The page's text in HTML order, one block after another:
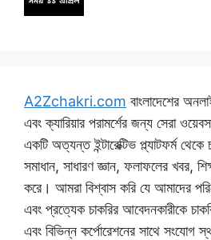
A2Zchakri.com বাংলাদেশের
এবং ক্যারিয়ার পরামর্শের জন্য সেরা
একটি অত্যন্ত ইন্টারেক্টিভ প্ল্যাটফর্ম থেকে
সমাধান, সাধারণ জ্ঞান, ফলাফলের খবর,
করে। আমরা বিশ্বাস করি যে আমাদের
এবং প্রত্যেক চাকরির আবেদনকারীকে
এবং বিভিন্ন কর্পোরেশনের সাথে সংযোগ